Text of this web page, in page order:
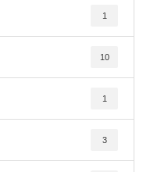
1
10
1
3